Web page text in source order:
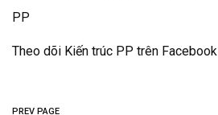
PP
Theo dõi Kiến trúc PP trên Facebook
PREV PAGE